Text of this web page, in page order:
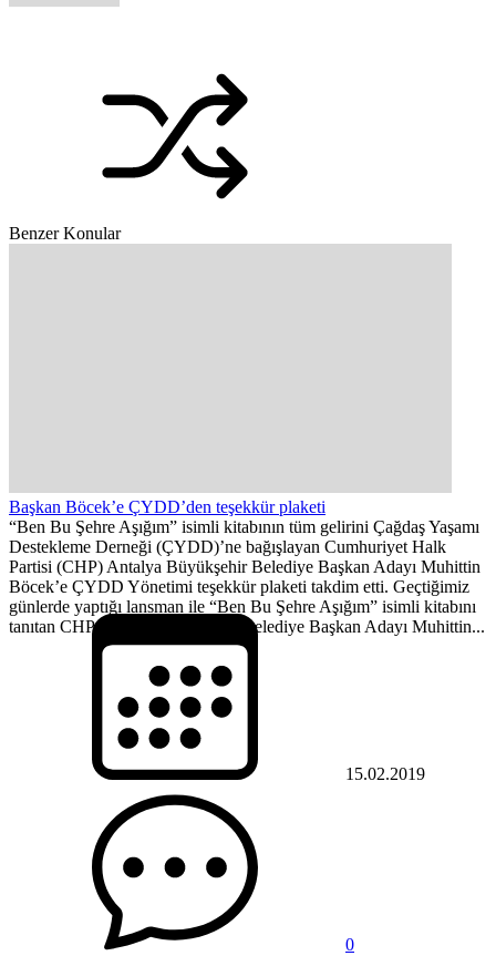
Benzer Konular
Başkan Böcek’e ÇYDD’den teşekkür plaketi
“Ben Bu Şehre Aşığım” isimli kitabının tüm gelirini Çağdaş Yaşamı
Destekleme Derneği (ÇYDD)’ne bağışlayan Cumhuriyet Halk
Partisi (CHP) Antalya Büyükşehir Belediye Başkan Adayı Muhittin
Böcek’e ÇYDD Yönetimi teşekkür plaketi takdim etti. Geçtiğimiz
günlerde yaptığı lansman ile “Ben Bu Şehre Aşığım” isimli kitabını
tanıtan CHP Antalya Büyükşehir Belediye Başkan Adayı Muhittin...
15.02.2019
0